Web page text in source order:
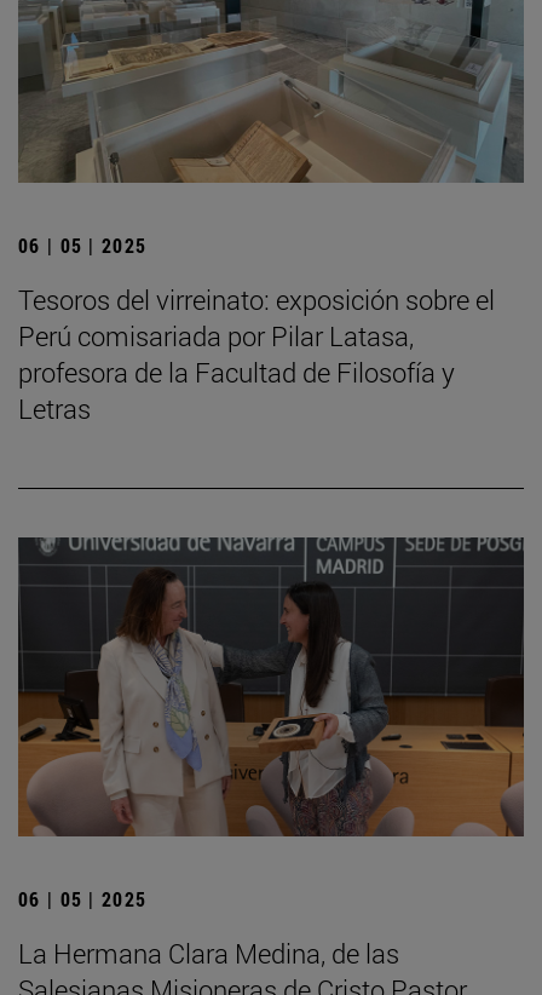
06 | 05 | 2025
Tesoros del virreinato: exposición sobre el
Perú comisariada por Pilar Latasa,
profesora de la Facultad de Filosofía y
Letras
06 | 05 | 2025
La Hermana Clara Medina, de las